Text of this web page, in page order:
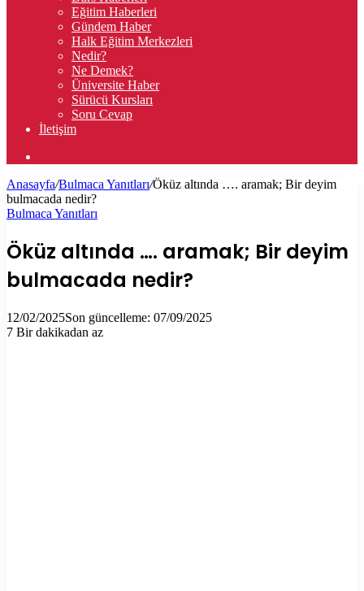
Eğitim Haberleri
Gündem Haber
Halk Eğitim Merkezleri
Nedir?
Ne Demek?
Üniversite Haber
Sürücü Kursları
Soru Cevap
İletişim
...
Anasayfa/Bulmaca Yanıtları/Öküz altında …. aramak; Bir deyim
bulmacada nedir?
Bulmaca Yanıtları
Öküz altında …. aramak; Bir deyim
bulmacada nedir?
12/02/2025Son güncelleme: 07/09/2025
7 Bir dakikadan az